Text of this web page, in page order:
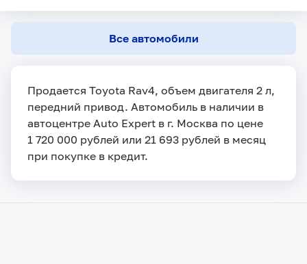
Все автомобили
Продается Toyota Rav4, объем двигателя 2 л,
передний привод. Автомобиль в наличии в
автоцентре Auto Expert в г. Москва по цене
1 720 000 рублей или 21 693 рублей в месяц
при покупке в кредит.